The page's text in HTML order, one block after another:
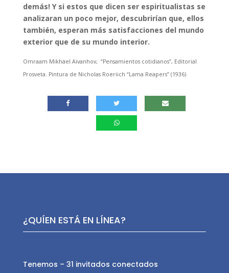
demás! Y si estos que dicen ser espiritualistas se
analizaran un poco mejor, descubrirían que, ellos
también, esperan más satisfacciones del mundo
exterior que de su mundo interior.
Omraam Mikhäel Aïvanhov, “Pensamientos cotidianos”, Editorial
Prosveta. Pintura de Nicholas Roeriich “Lama Reapers” (1936)
¿QUÍEN ESTÁ EN LÍNEA?
Tenemos – 31 invitados conectados